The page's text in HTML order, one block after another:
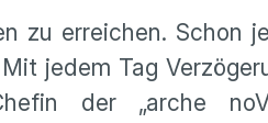
zu erreichen. Schon
jedem Tag
der „arche